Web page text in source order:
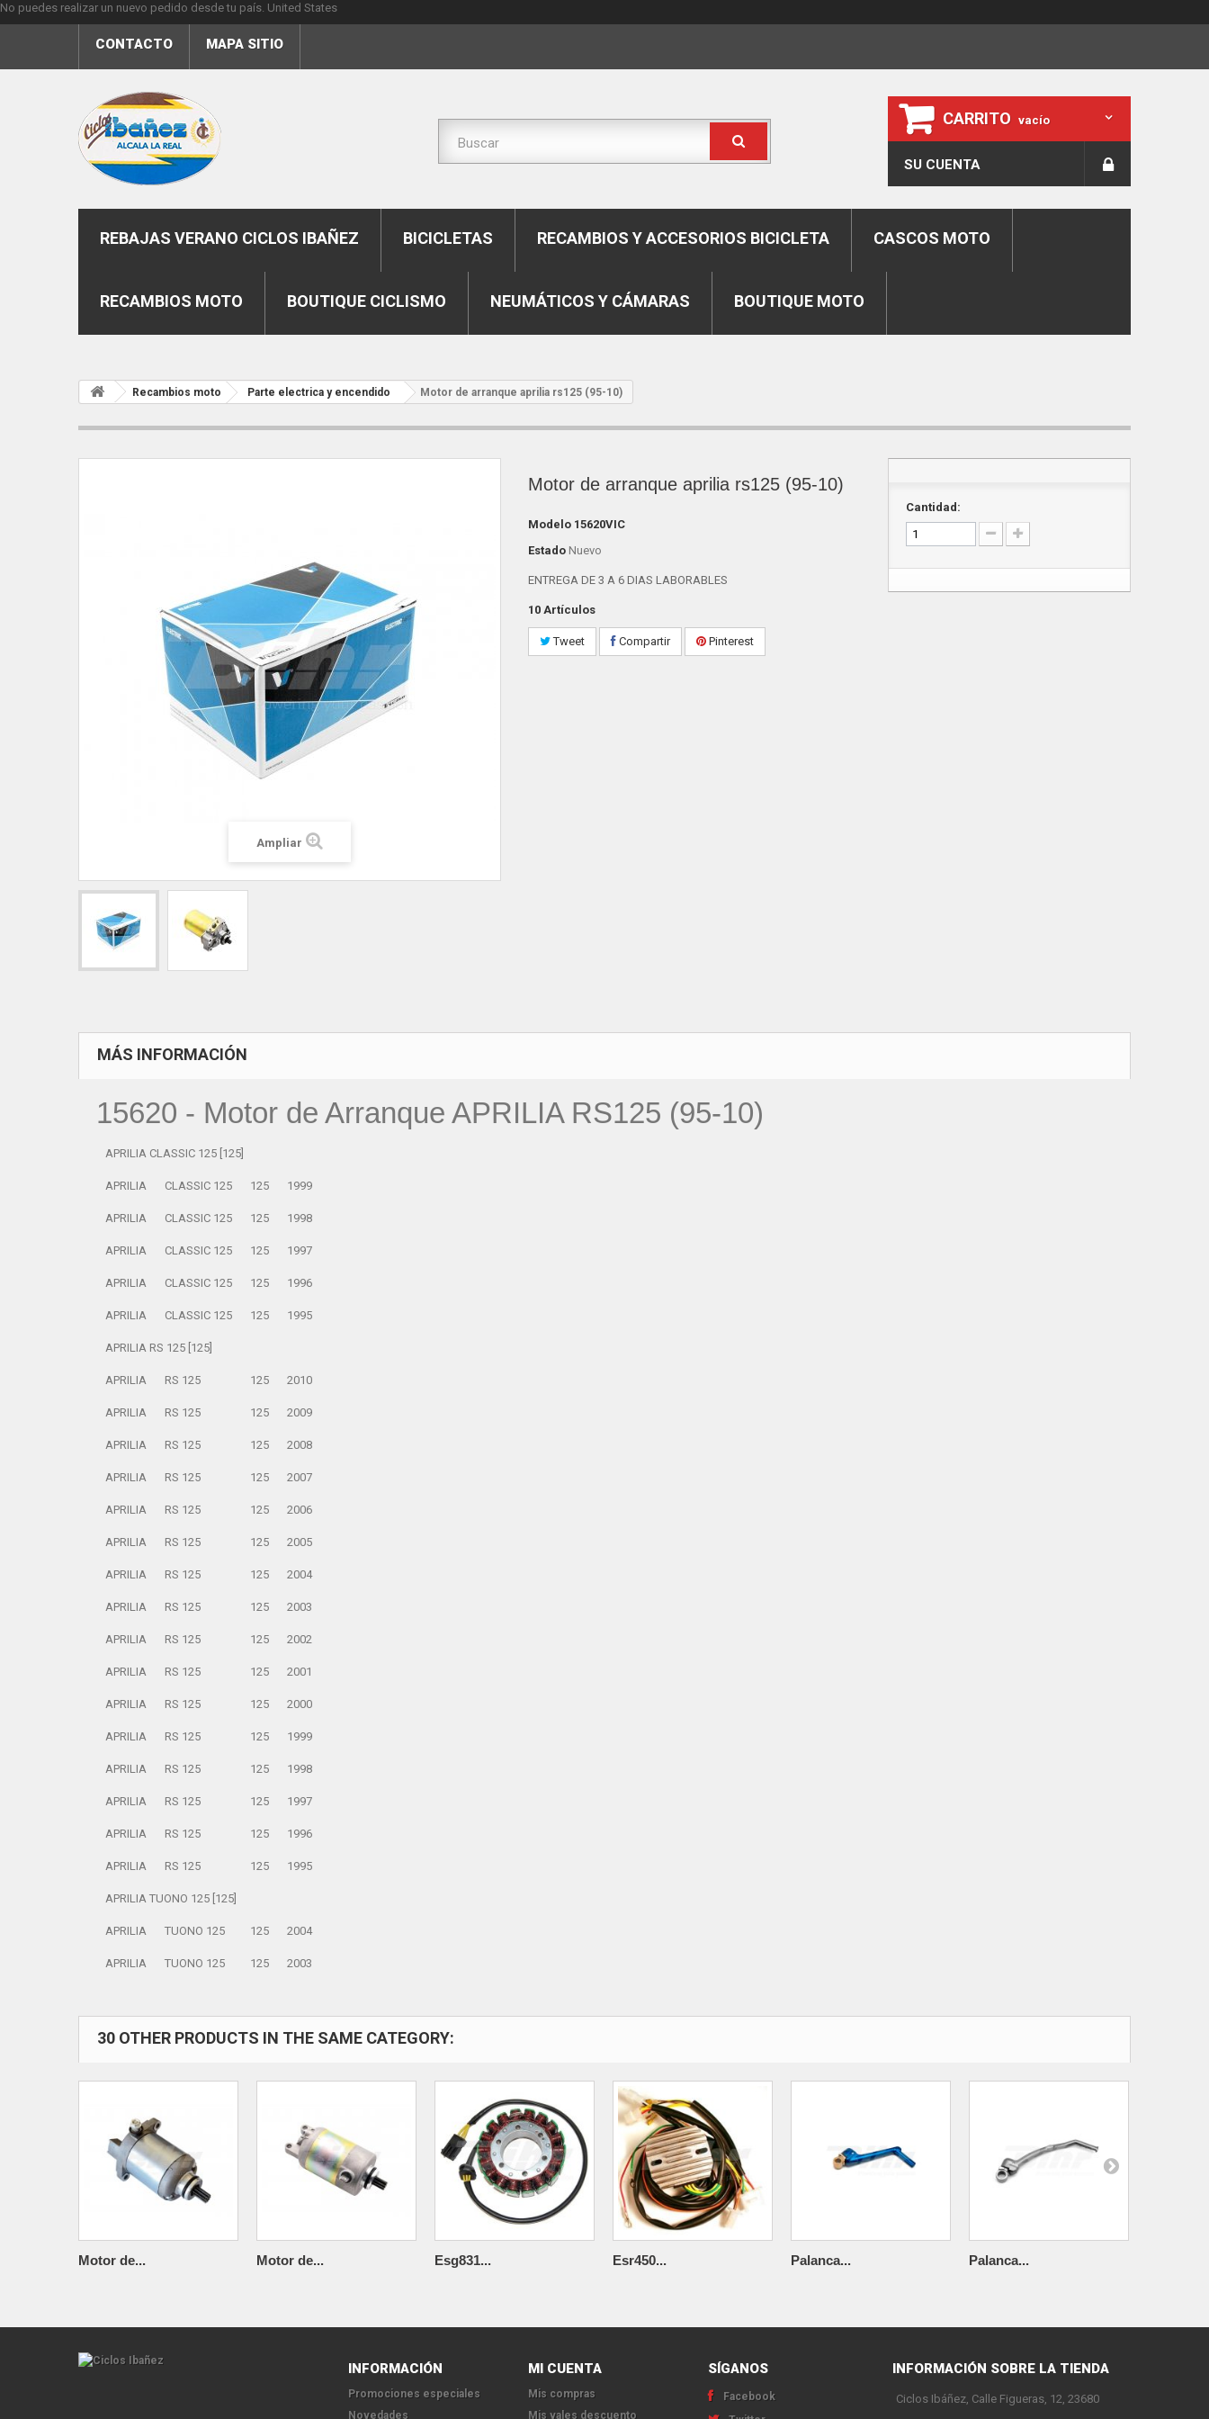
No puedes realizar un nuevo pedido desde tu país. United States
CONTACTO MAPA SITIO
CARRITO vacío
SU CUENTA
REBAJAS VERANO CICLOS IBAÑEZ BICICLETAS RECAMBIOS Y ACCESORIOS BICICLETA CASCOS MOTO
RECAMBIOS MOTO BOUTIQUE CICLISMO NEUMÁTICOS Y CÁMARAS BOUTIQUE MOTO
Recambios moto Parte electrica y encendido Motor de arranque aprilia rs125 (95-10)
Ampliar
Motor de arranque aprilia rs125 (95-10)
Modelo 15620VIC
Estado Nuevo
ENTREGA DE 3 A 6 DIAS LABORABLES
10 Artículos
Tweet Compartir Pinterest
Cantidad:
MÁS INFORMACIÓN
15620 - Motor de Arranque APRILIA RS125 (95-10)
APRILIA CLASSIC 125 [125]
APRILIA CLASSIC 125 125 1999
APRILIA CLASSIC 125 125 1998
APRILIA CLASSIC 125 125 1997
APRILIA CLASSIC 125 125 1996
APRILIA CLASSIC 125 125 1995
APRILIA RS 125 [125]
APRILIA RS 125 125 2010
APRILIA RS 125 125 2009
APRILIA RS 125 125 2008
APRILIA RS 125 125 2007
APRILIA RS 125 125 2006
APRILIA RS 125 125 2005
APRILIA RS 125 125 2004
APRILIA RS 125 125 2003
APRILIA RS 125 125 2002
APRILIA RS 125 125 2001
APRILIA RS 125 125 2000
APRILIA RS 125 125 1999
APRILIA RS 125 125 1998
APRILIA RS 125 125 1997
APRILIA RS 125 125 1996
APRILIA RS 125 125 1995
APRILIA TUONO 125 [125]
APRILIA TUONO 125 125 2004
APRILIA TUONO 125 125 2003
30 OTHER PRODUCTS IN THE SAME CATEGORY:
Motor de... Motor de... Esg831... Esr450... Palanca... Palanca...
INFORMACIÓN
Promociones especiales
Novedades
MI CUENTA
Mis compras
Mis vales descuento
SÍGANOS
Facebook
INFORMACIÓN SOBRE LA TIENDA
Ciclos Ibáñez, Calle Figueras, 12, 23680